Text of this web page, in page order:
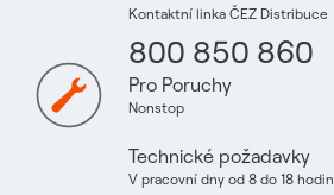
Kontaktní linka ČEZ Distribuce
800 850 860
Pro Poruchy
Nonstop
Technické požadavky
V pracovní dny od 8 do 18 hodin